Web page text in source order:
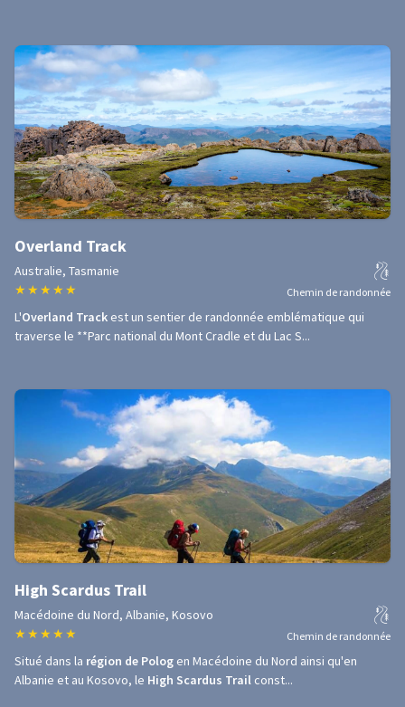
Overland Track
Australie, Tasmanie
★ ★ ★ ★ ★ Chemin de randonnée
L'Overland Track est un sentier de randonnée emblématique qui
traverse le **Parc national du Mont Cradle et du Lac S...
High Scardus Trail
Macédoine du Nord, Albanie, Kosovo
★ ★ ★ ★ ★ Chemin de randonnée
Situé dans la région de Polog en Macédoine du Nord ainsi qu'en
Albanie et au Kosovo, le High Scardus Trail const...